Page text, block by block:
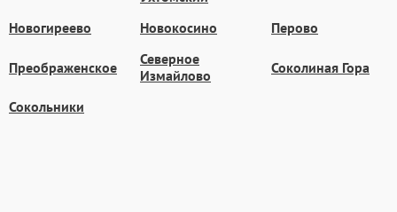
Новогиреево Новокосино Перово
Преображенское
Северное
Измайлово
Соколиная Гора
Сокольники